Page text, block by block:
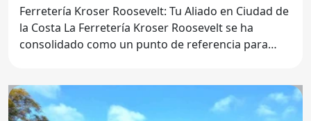
Ferretería Kroser Roosevelt: Tu Aliado en Ciudad de
la Costa La Ferretería Kroser Roosevelt se ha
consolidado como un punto de referencia para